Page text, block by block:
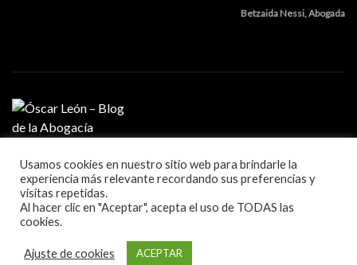
Betzaida Nessi, Abogada
MI PROFESIÓN
GESTIÓN DE DESPACHO
LITIGACIÓN Y ORATORIA
MARKETING Y TECNOLOGÍA
Blog sobre la práctica de la abogacía
Usamos cookies en nuestro sitio web para brindarle la
experiencia más relevante recordando sus preferencias y
visitas repetidas.
Al hacer clic en "Aceptar", acepta el uso de TODAS las
cookies.
Ajuste de cookies ACEPTAR